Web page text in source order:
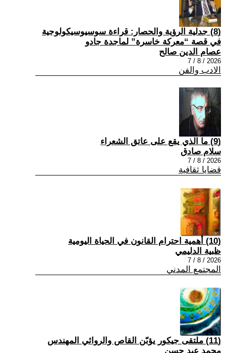
(8) جدلية الرؤية والحصار: قراءة سوسيوسيكولوجية
في قصة “معركة خاسرة” لماجدة جادو
عصام الدين صالح
2026 / 8 / 7
الادب والفن
(9) ما الذي يقع على عاتق الشعراء
سلام صادق
2026 / 8 / 7
قضايا ثقافية
(10) أهمية احترام القانون في الحياة اليومية
ظبية الدليمي
2026 / 8 / 7
المجتمع المدني
(11) ملتقى جيكور يؤبّن القاص والروائي المهندس
محمد عبد حسن